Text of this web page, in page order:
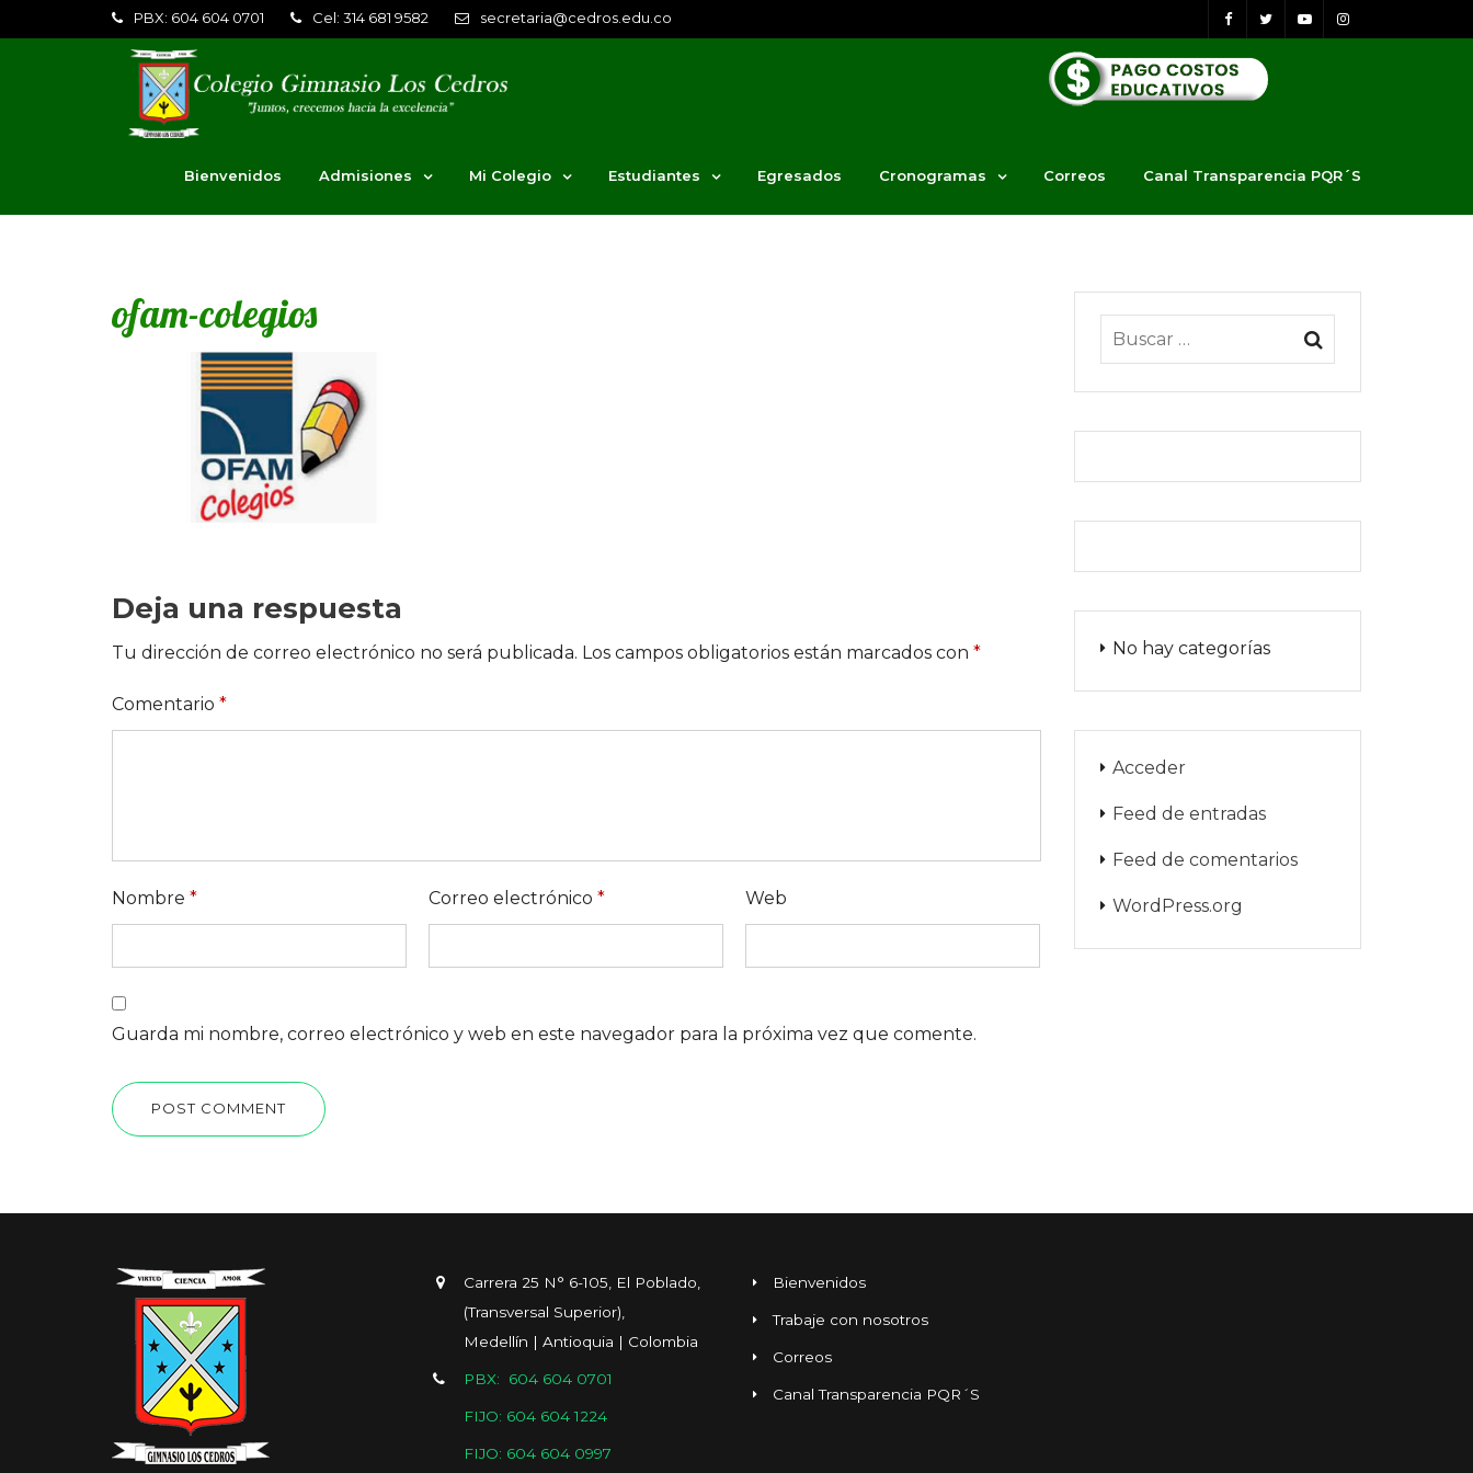
PBX: 604 604 0701 Cel: 314 681 9582 secretaria@cedros.edu.co
Bienvenidos Admisiones Mi Colegio Estudiantes Egresados Cronogramas Correos Canal Transparencia PQR´S
ofam-colegios
Deja una respuesta
Tu dirección de correo electrónico no será publicada. Los campos obligatorios están marcados con *
Comentario *
Nombre * Correo electrónico* Web
Guarda mi nombre, correo electrónico y web en este navegador para la próxima vez que comente.
POST COMMENT
No hay categorías
Acceder
Feed de entradas
Feed de comentarios
WordPress.org
Carrera 25 N° 6-105, El Poblado,
(Transversal Superior),
Medellín | Antioquia | Colombia
PBX: 604 604 0701
FIJO: 604 604 1224
FIJO: 604 604 0997
Bienvenidos
Trabaje con nosotros
Correos
Canal Transparencia PQR´S